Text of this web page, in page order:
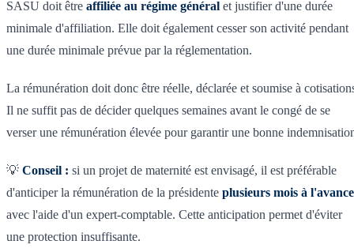
SASU doit être affiliée au régime général et justifier d'une durée
minimale d'affiliation. Elle doit également cesser son activité pendant
une durée minimale prévue par la réglementation.
La rémunération doit donc être réelle, déclarée et soumise à
Il ne suffit pas de décider quelques semaines avant le congé de se
verser une rémunération élevée pour garantir une bonne
💡 Conseil : si un projet de maternité est envisagé, il est préférable
d'anticiper la rémunération de la présidente plusieurs mois à l'avance
avec l'aide d'un expert-comptable. Cette anticipation permet d'éviter
une protection insuffisante.